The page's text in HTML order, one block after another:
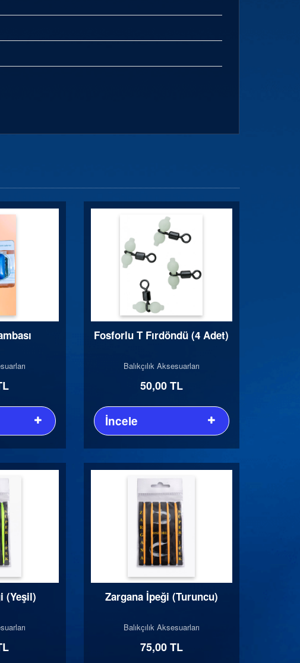
Fosforlu T Fırdöndü (4 Adet)
Balıkçılık Aksesuarları
50,00 TL
İncele
(Yeşil) Zargana İpeği (Turuncu)
Balıkçılık Aksesuarları
75,00 TL